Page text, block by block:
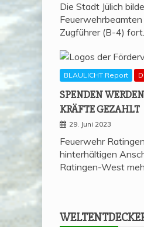
Die Stadt Jülich
Zugführer (B-4)
BLAULICHT Report
SPEN­DEN
KRÄF­TE GEZAHLT
29. Juni 2023
Feuerwehr
hinterhältigen
Ratingen-West